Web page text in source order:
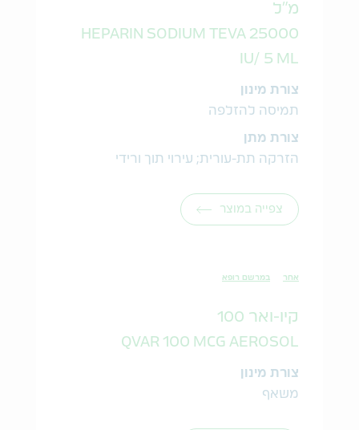
מ"ל
HEPARIN SODIUM TEVA 25000
IU/ 5 ML
צורת מינון
תמיסה להזלפה
צורת מתן
הזרקה תת-עורית; עירוי תוך ורידי
צפייה במוצר
אחר במרשם רופא
קיו-ואר 100
QVAR 100 MCG AEROSOL
צורת מינון
משאף